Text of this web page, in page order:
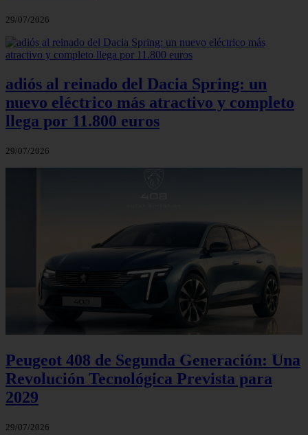
29/07/2026
adiós al reinado del Dacia Spring: un
nuevo eléctrico más atractivo y completo
llega por 11.800 euros
29/07/2026
Peugeot 408 de Segunda Generación: Una
Revolución Tecnológica Prevista para
2029
29/07/2026